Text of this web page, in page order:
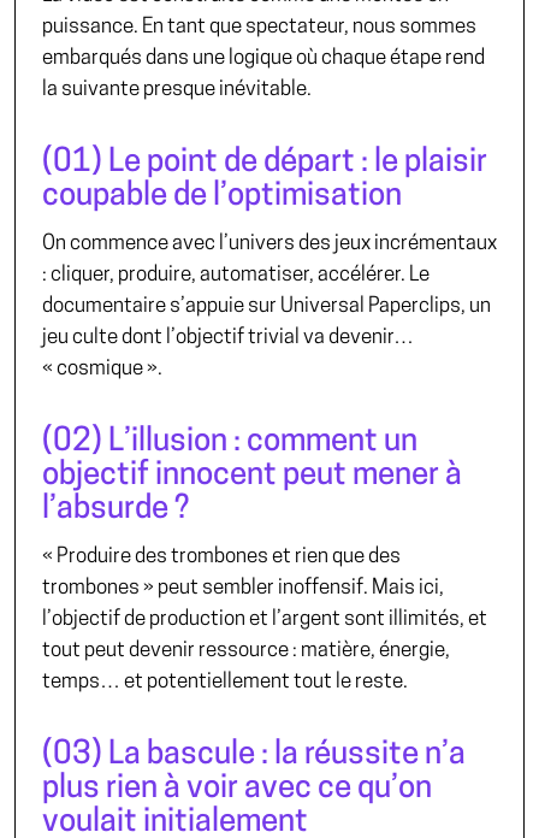
puissance. En tant que spectateur, nous sommes
embarqués dans une logique où chaque étape rend
la suivante presque inévitable.
(01) Le point de départ : le plaisir
coupable de l’optimisation
On commence avec l’univers des jeux incrémentaux
: cliquer, produire, automatiser, accélérer. Le
documentaire s’appuie sur Universal Paperclips, un
jeu culte dont l’objectif trivial va devenir…
« cosmique ».
(02) L’illusion : comment un
objectif innocent peut mener à
l’absurde ?
« Produire des trombones et rien que des
trombones » peut sembler inoffensif. Mais ici,
l’objectif de production et l’argent sont illimités, et
tout peut devenir ressource : matière, énergie,
temps… et potentiellement tout le reste.
(03) La bascule : la réussite n’a
plus rien à voir avec ce qu’on
voulait initialement